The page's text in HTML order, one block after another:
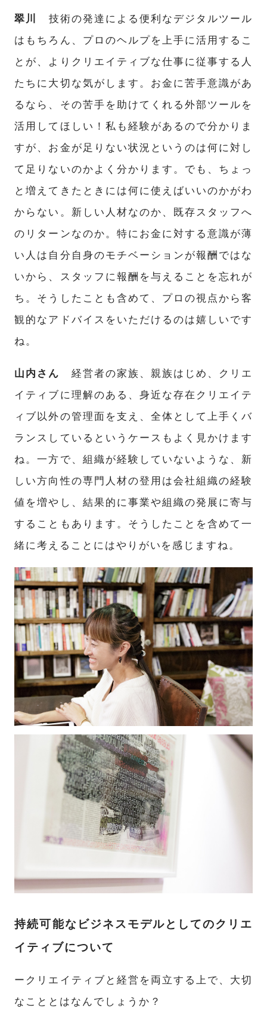
TOP
ABOUT
FEATURE
INSIDE KATALOKooo
JOIN KATALOKooo
SHARE :
翠川
技術の発達による便利なデジタルツール
はもちろん、プロのヘルプを上手に活用するこ
とが、よりクリエイティブな仕事に従事する人
たちに大切な気がします。お金に苦手意識があ
るなら、その苦手を助けてくれる外部ツールを
活用してほしい！私も経験があるので分かりま
すが、お金が足りない状況というのは何に対し
て足りないのかよく分かります。でも、ちょっ
と増えてきたときには何に使えばいいのかがわ
からない。新しい人材なのか、既存スタッフへ
のリターンなのか。特にお金に対する意識が薄
い人は自分自身のモチベーションが報酬ではな
いから、スタッフに報酬を与えることを忘れが
ち。そうしたことも含めて、プロの視点から客
観的なアドバイスをいただけるのは嬉しいです
ね。
山内さん
経営者の家族、親族はじめ、クリエ
イティブに理解のある、身近な存在クリエイテ
ィブ以外の管理面を支え、全体として上手くバ
ランスしているというケースもよく見かけます
ね。一方で、組織が経験していないような、新
しい方向性の専門人材の登用は会社組織の経験
値を増やし、結果的に事業や組織の発展に寄与
することもあります。そうしたことを含めて一
緒に考えることにはやりがいを感じますね。
持続可能なビジネスモデルとしてのクリエ
イティブについて
ークリエイティブと経営を両立する上で、大切
なこととはなんでしょうか？